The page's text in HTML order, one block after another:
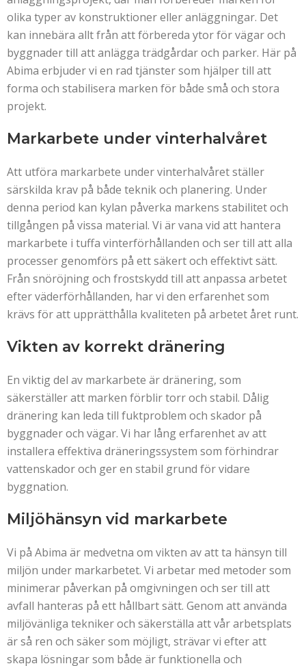
olika typer av konstruktioner eller anläggningar. Det
kan innebära allt från att förbereda ytor för vägar och
byggnader till att anlägga trädgårdar och parker. Här på
Abima erbjuder vi en rad tjänster som hjälper till att
forma och stabilisera marken för både små och stora
projekt.
Markarbete under vinterhalvåret
Att utföra markarbete under vinterhalvåret ställer
särskilda krav på både teknik och planering. Under
denna period kan kylan påverka markens stabilitet och
tillgången på vissa material. Vi är vana vid att hantera
markarbete i tuffa vinterförhållanden och ser till att alla
processer genomförs på ett säkert och effektivt sätt.
Från snöröjning och frostskydd till att anpassa arbetet
efter väderförhållanden, har vi den erfarenhet som
krävs för att upprätthålla kvaliteten på arbetet året runt.
Vikten av korrekt dränering
En viktig del av markarbete är dränering, som
säkerställer att marken förblir torr och stabil. Dålig
dränering kan leda till fuktproblem och skador på
byggnader och vägar. Vi har lång erfarenhet av att
installera effektiva dräneringssystem som förhindrar
vattenskador och ger en stabil grund för vidare
byggnation.
Miljöhänsyn vid markarbete
Vi på Abima är medvetna om vikten av att ta hänsyn till
miljön under markarbetet. Vi arbetar med metoder som
minimerar påverkan på omgivningen och ser till att
avfall hanteras på ett hållbart sätt. Genom att använda
miljövänliga tekniker och säkerställa att vår arbetsplats
är så ren och säker som möjligt, strävar vi efter att
skapa lösningar som både är funktionella och